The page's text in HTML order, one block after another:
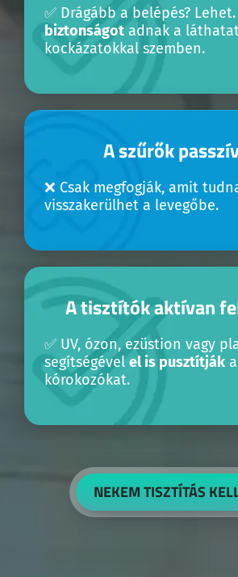
✅ Drágább a belépés? Lehet.
biztonságotadnak a
kockázatokkal szemben.
A szűrők
❌ Csak megfogják, amit
visszakerülhet a levegőbe.
A tisztítók aktívan
✅ UV, ózon, ezüstion vagy
segítségével el is pusztítjáka
kórokozókat.
NEKEM TISZTÍTÁS